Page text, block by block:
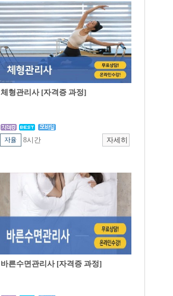
체형관리사 [자격증 과정]
8시간
바른수면관리사 [자격증 과정]